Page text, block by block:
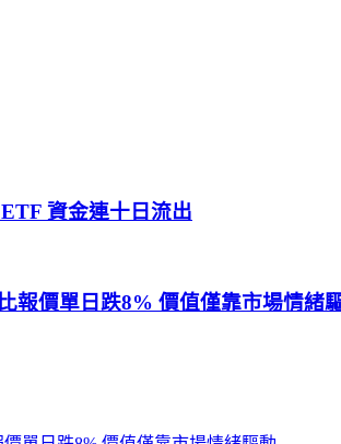
資金連十日流出
報價單日跌8% 價值僅靠市場情緒